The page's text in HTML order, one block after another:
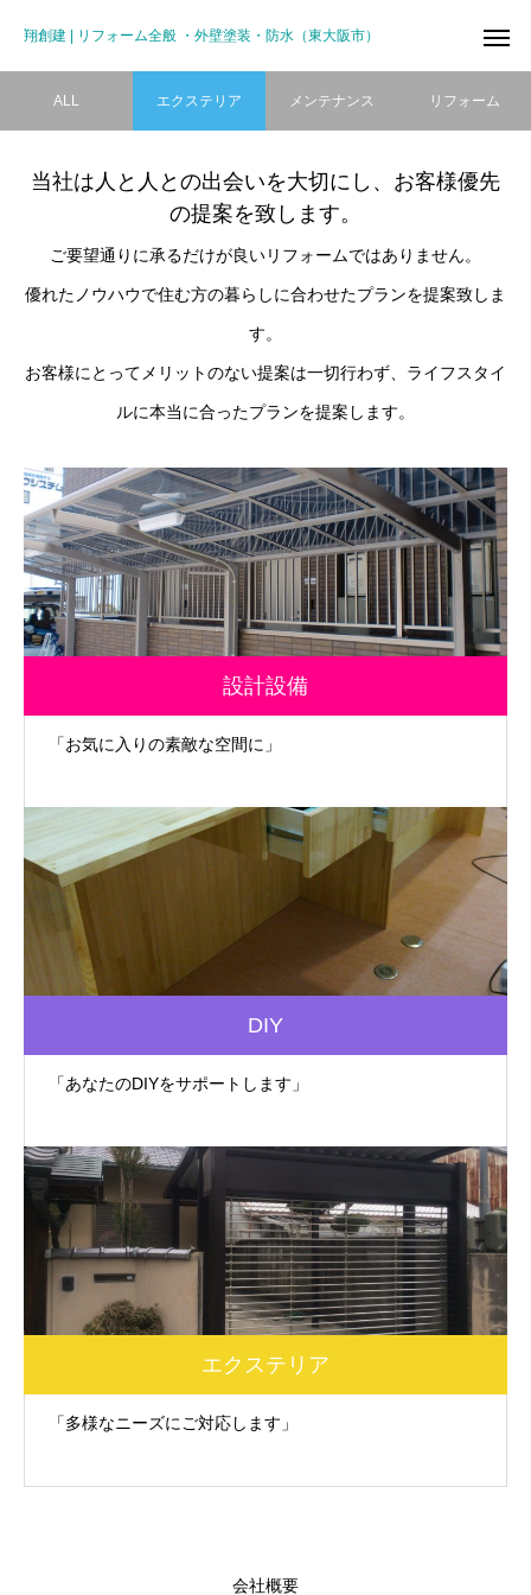
翔創建 | リフォーム全般 ・外壁塗装・防水（東大阪市）
リフォーム
ALL エクステリア メンテナンス リフォーム
当社は人と人との出会いを大切にし、お客様優先
の提案を致します。
ご要望通りに承るだけが良いリフォームではありません。
優れたノウハウで住む方の暮らしに合わせたプランを提案致しま
す。
お客様にとってメリットのない提案は一切行わず、ライフスタイ
ルに本当に合ったプランを提案します。
設計設備
「お気に入りの素敵な空間に」
DIY
「あなたのDIYをサポートします」
エクステリア
「多様なニーズにご対応します」
会社概要